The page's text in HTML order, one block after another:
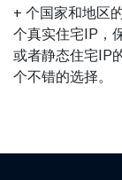
+ 个国家和地区
个真实住宅IP，
或者静态住宅IP
个不错的选择。